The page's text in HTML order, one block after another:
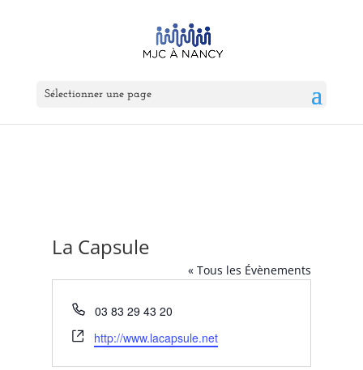
Sélectionner une page
La Capsule
« Tous les Évènements
Téléphone
03 83 29 43 20
Site
web
http://www.lacapsule.net